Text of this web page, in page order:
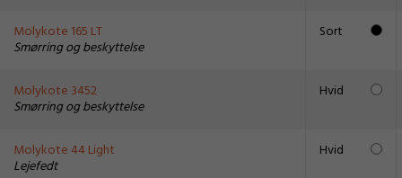
Molykote 165 LT
Smørring og beskyttelse
Sort
Molykote 3452
Smørring og beskyttelse
Hvid
Molykote 44 Light
Lejefedt
Hvid